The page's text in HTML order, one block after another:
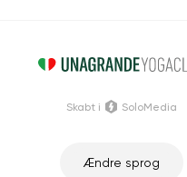
Ændre sprog
Skabt i SoloMedia